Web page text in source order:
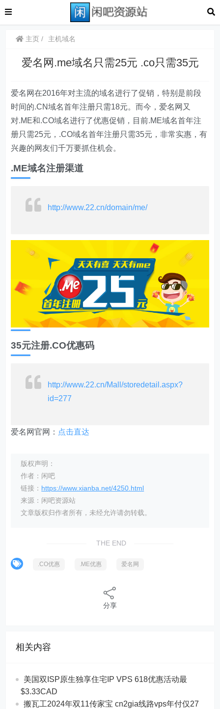
主页 主机域名
爱名网.me域名只需25元 .co只需35元
爱名网在2016年对主流的域名进行了促销，特别是前段
时间的.CN域名首年注册只需18元。而今，爱名网又
对.ME和.CO域名进行了优惠促销，目前.ME域名首年注
册只需25元，.CO域名首年注册只需35元，非常实惠，有
兴趣的网友们千万要抓住机会。
.ME域名注册渠道
http://www.22.cn/domain/me/
35元注册.CO优惠码
http://www.22.cn/Mall/storedetail.aspx?
id=277
爱名网官网： 点击直达
版权声明：
作者：闲吧
链接： https://www.xianba.net/4250.html
来源：闲吧资源站
文章版权归作者所有，未经允许请勿转载。
THE END
.CO优惠 .ME优惠 爱名网
分享
相关内容
美国双ISP原生独享住宅IP VPS 618优惠活动最
$3.33CAD
搬瓦工2024年双11传家宝 cn2gia线路vps年付仅27